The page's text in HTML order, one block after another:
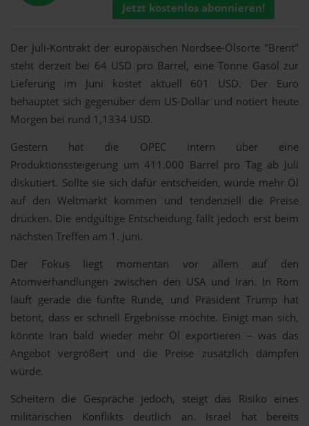
Jetzt kostenlos abonnieren!
Der Juli-Kontrakt der europäischen Nordsee-Ölsorte "Brent"
steht derzeit bei 64 USD pro Barrel, eine Tonne Gasöl zur
Lieferung im Juni kostet aktuell 601 USD. Der Euro
behauptet sich gegenüber dem US-Dollar und notiert heute
Morgen bei rund 1,1334 USD.
Gestern hat die OPEC intern über eine
Produktionssteigerung um 411.000 Barrel pro Tag ab Juli
diskutiert. Sollte sie sich dafür entscheiden, würde mehr Öl
auf den Weltmarkt kommen und tendenziell die Preise
drücken. Die endgültige Entscheidung fällt jedoch erst beim
nächsten Treffen am 1. Juni.
Der Fokus liegt momentan vor allem auf den
Atomverhandlungen zwischen den USA und Iran. In Rom
läuft gerade die fünfte Runde, und Präsident Trump hat
betont, dass er schnell Ergebnisse möchte. Einigt man sich,
könnte Iran bald wieder mehr Öl exportieren – was das
Angebot vergrößert und die Preise zusätzlich dämpfen
würde.
Scheitern die Gespräche jedoch, steigt das Risiko eines
militärischen Konflikts deutlich an. Israel hat bereits